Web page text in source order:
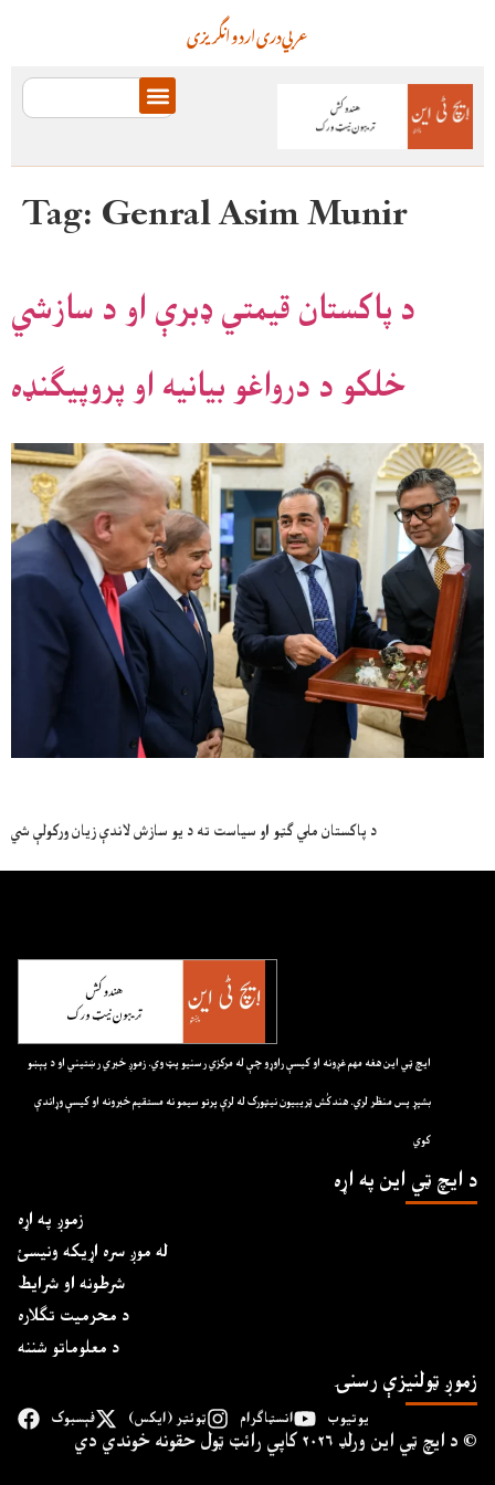
انگریزیاردودریعربي
Tag:Genral Asim Munir
د پاکستان قیمتي ډبرې او د سازشي
خلکو د درواغو بیانیه او پروپیګنډه
د پاکستان ملي ګټو او سیاست ته د یو سازش لاندې زیان ورکولې شي
ايچ ټي اين هغه مهم غږونه او کيسې راوړو چې له مرکزي رسنيو پټ وي. زموږ خبري رښتيني او د پېښو
بشپړ پس منظر لري. هندکُش ټريبيون نيټورک له لرې پرتو سيمو نه مستقيم خبرونه او کيسې وړاندې
کوي
د ايچ ټي اين په اړه
زموږ په اړه
له موږ سره اړیکه ونیسئ
شرطونه او شرایط
د محرمیت تګلاره
د معلوماتو شننه
زموږ ټولنیزې رسنۍ
فېسبوک ټوئټر (ایکس) انسټاګرام یوتیوب
د ايچ ټي اين وﺭلډ ۲۰۲۶ کاپي ﺭائټ ټول حقونه خوندي دي ©